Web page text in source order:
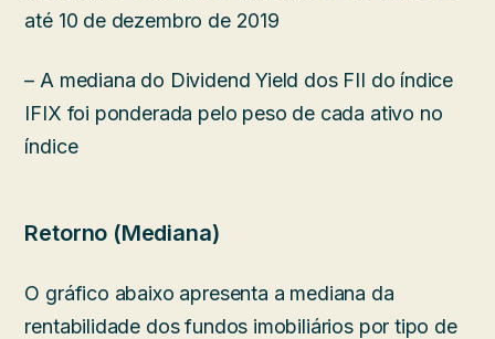
até 10 de dezembro de 2019
– A mediana do Dividend Yield dos FII do índice
IFIX foi ponderada pelo peso de cada ativo no
índice
Retorno (Mediana)
O gráfico abaixo apresenta a mediana da
rentabilidade dos fundos imobiliários por tipo de